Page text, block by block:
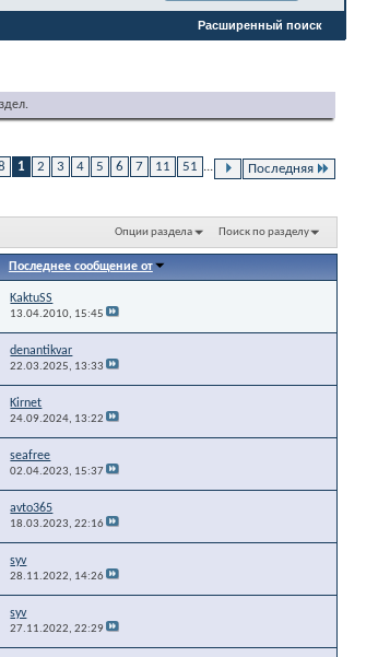
Расширенный поиск
1 2 3 4 5 6 7 11 51 ... Последняя
Опции раздела Поиск по разделу
Последнее сообщение от
KaktuSS
13.04.2010, 15:45
denantikvar
22.03.2025, 13:33
Kirnet
24.09.2024, 13:22
seafree
02.04.2023, 15:37
avto365
18.03.2023,22:16
syv
28.11.2022, 14:26
syv
27.11.2022,22:29